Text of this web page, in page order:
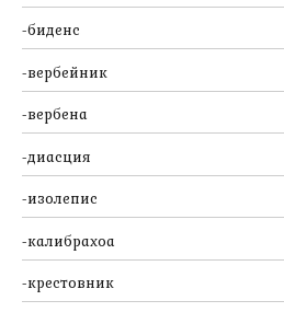
биденс
вербейник
вербена
диасция
изолепис
калибрахоа
крестовник